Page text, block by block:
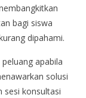
bagi siswa
dipahami.
apabila
solusi
sesi konsultasi